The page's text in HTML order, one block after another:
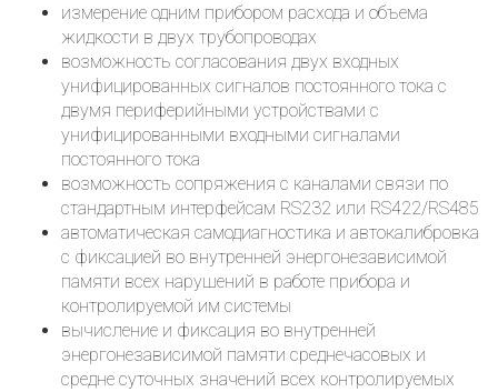
измерение одним прибором расхода и объема
жидкости в двух трубопроводах
возможность согласования двух входных
унифицированных сигналов постоянного тока с
двумя периферийными устройствами с
унифицированными входными сигналами
постоянного тока
возможность сопряжения с каналами связи по
стандартным интерфейсам RS232 или RS422/RS485
автоматическая самодиагностика и автокалибровка
с фиксацией во внутренней энергонезависимой
памяти всех нарушений в работе прибора и
контролируемой им системы
вычисление и фиксация во внутренней
энергонезависимой памяти среднечасовых и
средне суточных значений всех контролируемых